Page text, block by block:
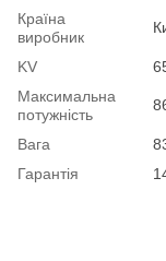
Країна
виробник
KV
Максимальна
потужність
Вага
Гарантія